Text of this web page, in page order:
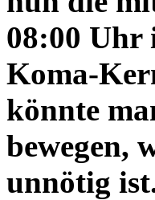
08:00 Uhr
Koma-
könnte
bewegen,